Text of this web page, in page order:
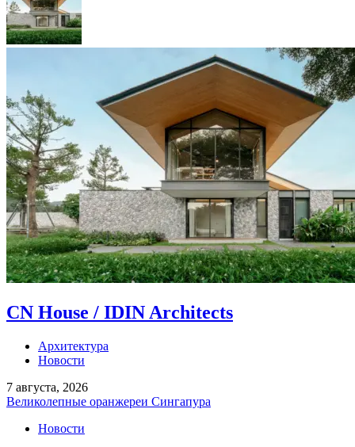
CN House / IDIN Architects
Архитектура
Новости
7 августа, 2026
Великолепные оранжереи Сингапура
Новости